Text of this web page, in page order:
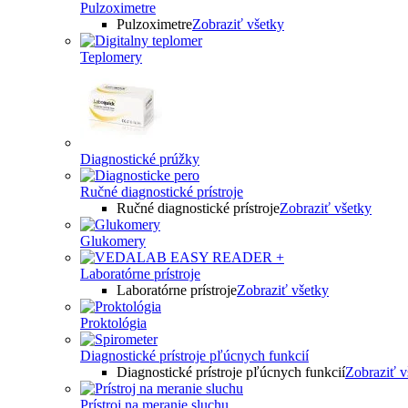
Pulzoximetre
PulzoximetreZobraziť všetky
Teplomery
Diagnostické prúžky
Ručné diagnostické prístroje
Ručné diagnostické prístrojeZobraziť všetky
Glukomery
Laboratórne prístroje
Laboratórne prístrojeZobraziť všetky
Proktológia
Diagnostické prístroje pľúcnych funkcií
Diagnostické prístroje pľúcnych funkciíZobraziť
Prístroj na meranie sluchu